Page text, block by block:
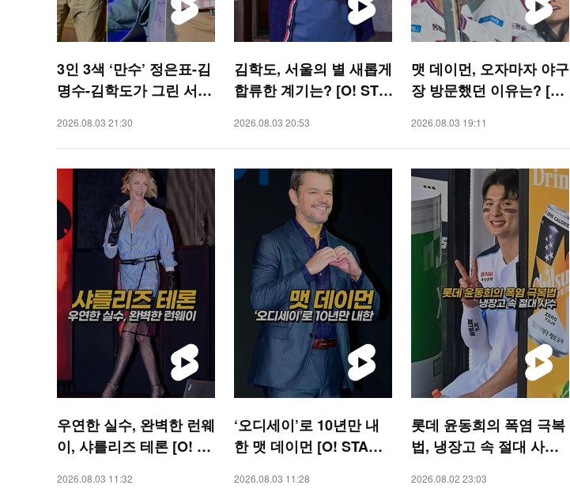
3인 3색 ‘만수’ 정은표-김
명수-김학도가 그린 서로
숏폼]
2026.08.03 21:30
김학도, 서울의 별 새롭게
합류한 계기는? [O! STA
2026.08.03 20:53
맷 데이먼, 오자마자 야구
장 방문했던 이유는? [O!
2026.08.03 19:11
우연한 실수, 완벽한 런웨
이, 샤를리즈 테론 [O! ST
2026.08.03 11:32
‘오디세이’로 10년만 내
한 맷 데이먼 [O! STAR
2026.08.03 11:28
롯데 윤동희의 폭염 극복
법, 냉장고 속 절대 사수
2026.08.02 23:03